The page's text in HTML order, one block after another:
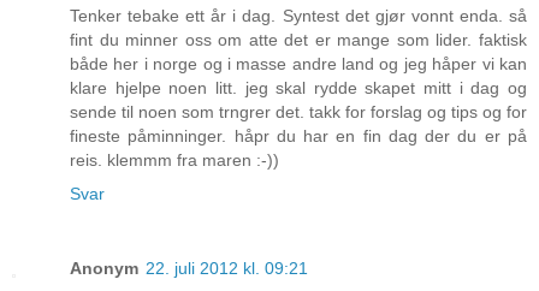
Tenker tebake ett år i dag. Syntest det gjør vonnt enda. så
fint du minner oss om atte det er mange som lider. faktisk
både her i norge og i masse andre land og jeg håper vi kan
klare hjelpe noen litt. jeg skal rydde skapet mitt i dag og
sende til noen som trngrer det. takk for forslag og tips og for
fineste påminninger. håpr du har en fin dag der du er på
reis. klemmm fra maren :-))
Svar
Anonym 22. juli 2012 kl. 09:21